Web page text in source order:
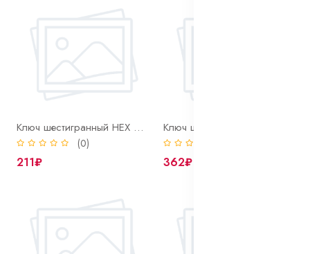
Ключ шестигранный HEX 12 х 185 мм Г-образный
(0)
211₽ 362₽